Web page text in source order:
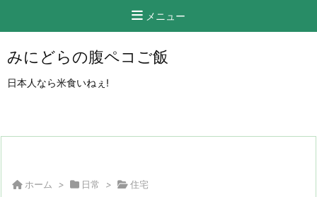
メニュー
みにどらの腹ペコご飯
日本人なら米食いねぇ!
ホーム > 日常 > 住宅